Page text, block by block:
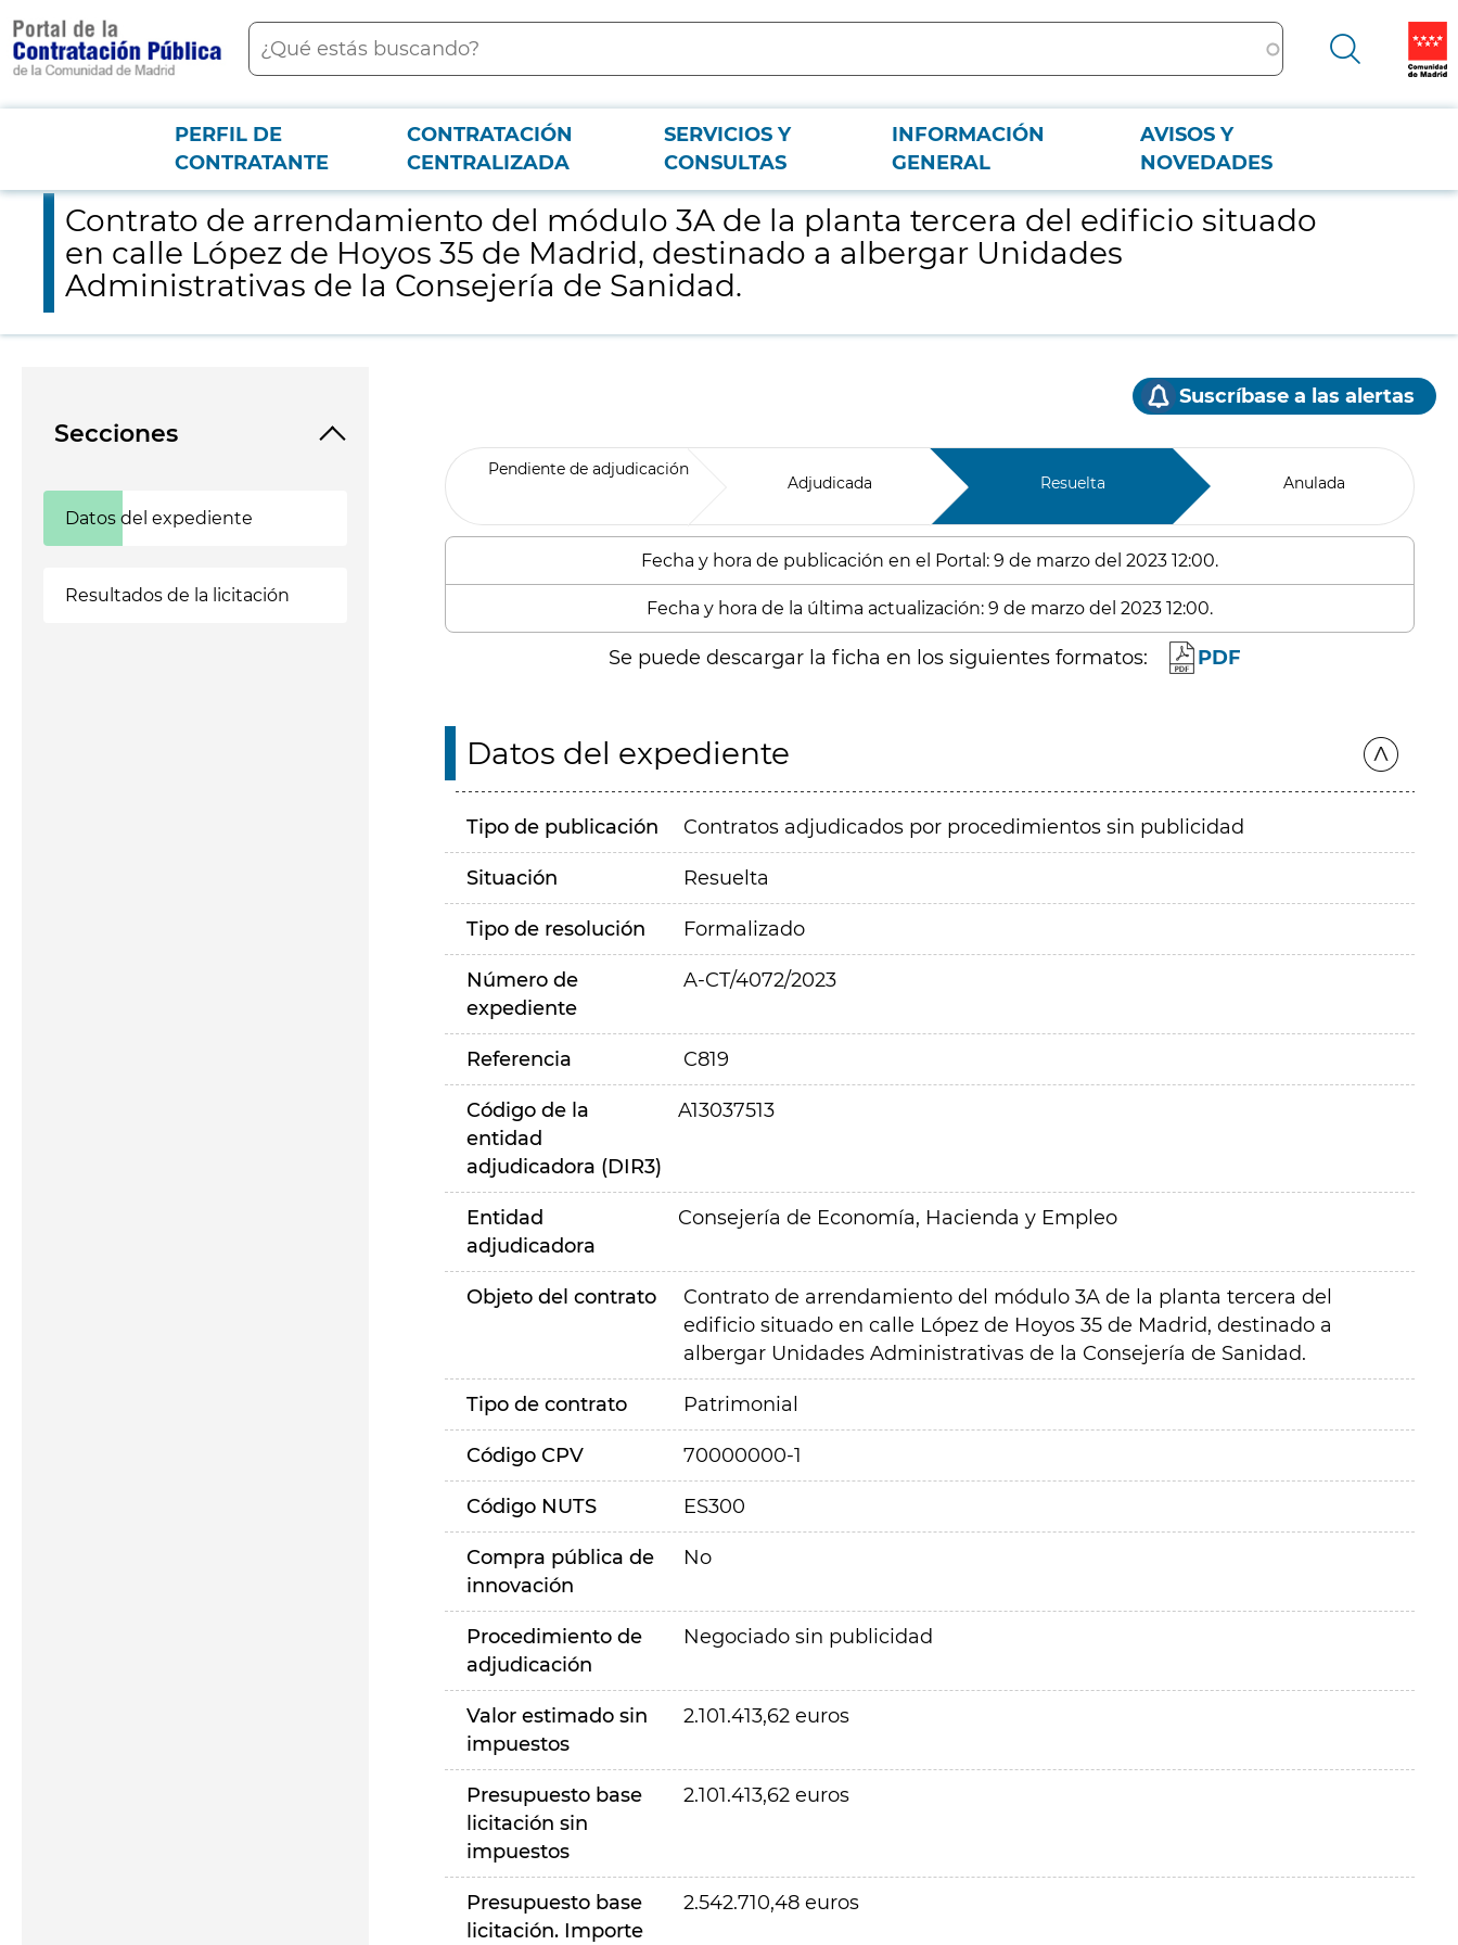
contenido
principal
Buscar
Menú PCON
PERFIL DE
CONTRATANTE
CONTRATACIÓN
CENTRALIZADA
SERVICIOS Y
CONSULTAS
INFORMACIÓN
GENERAL
AVISOS Y
NOVEDADES
Contrato de arrendamiento del módulo 3A de la planta tercera del edificio situado en calle López de Hoyos 35 de Madrid, destinado a albergar Unidades Administrativas de la Consejería de Sanidad.
Contrato de arrendamiento del módulo 3A de la planta tercera del edificio situado
en calle López de Hoyos 35 de Madrid, destinado a albergar Unidades
Administrativas de la Consejería de Sanidad.
Secciones
Datos del expediente
Resultados de la licitación
Suscríbase a las alertas
Pendiente de adjudicación
Adjudicada Resuelta Anulada
Fecha y hora de publicación en el Portal: 9 de marzo del 2023 12:00.
Fecha y hora de la última actualización: 9 de marzo del 2023 12:00.
Se puede descargar la ficha en los siguientes formatos: PDF
Datos del expediente
Tipo de publicación Contratos adjudicados por procedimientos sin publicidad
Situación Resuelta
Tipo de resolución Formalizado
Número de
expediente
A-CT/4072/2023
Referencia C819
Código de la
entidad
adjudicadora (DIR3)
A13037513
Entidad
adjudicadora
Consejería de Economía, Hacienda y Empleo
Objeto del contrato
Contrato de arrendamiento del módulo 3A de la planta tercera del
edificio situado en calle López de Hoyos 35 de Madrid, destinado a
albergar Unidades Administrativas de la Consejería de Sanidad.
Tipo de contrato Patrimonial
Código CPV 70000000-1
Código NUTS ES300
Compra pública de
innovación
No
Procedimiento de
adjudicación
Negociado sin publicidad
Valor estimado sin
impuestos
2.101.413,62 euros
Presupuesto base
licitación sin
impuestos
2.101.413,62 euros
Presupuesto base
licitación. Importe
2.542.710,48 euros